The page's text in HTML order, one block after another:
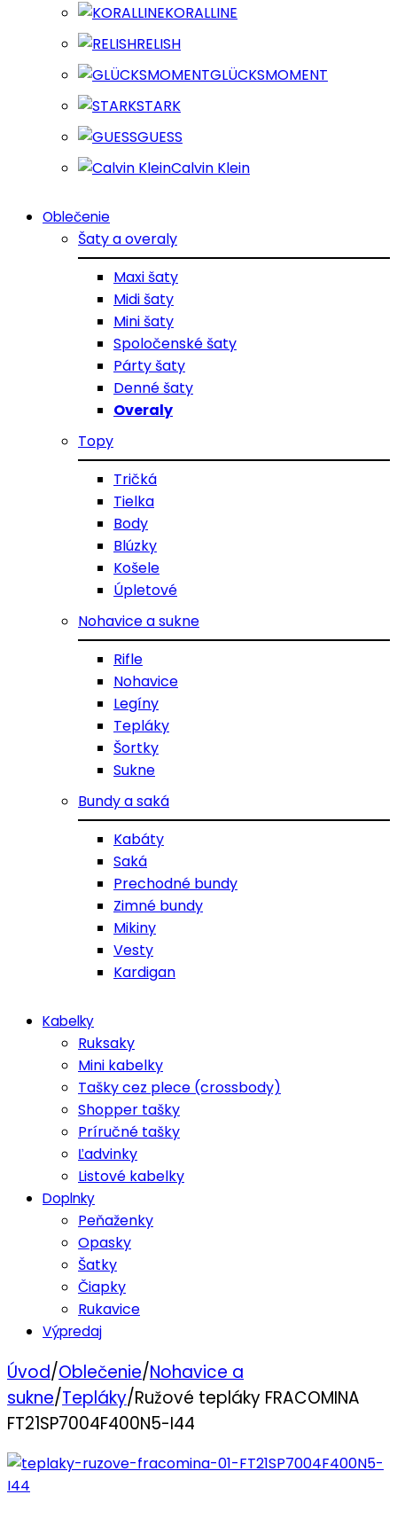
KORALLINE
RELISH
GLÜCKSMOMENT
STARK
GUESS
Calvin Klein
Oblečenie
Šaty a overaly
Maxi šaty
Midi šaty
Mini šaty
Spoločenské šaty
Párty šaty
Denné šaty
Overaly
Topy
Tričká
Tielka
Body
Blúzky
Košele
Úpletové
Nohavice a sukne
Rifle
Nohavice
Legíny
Tepláky
Šortky
Sukne
Bundy a saká
Kabáty
Saká
Prechodné bundy
Zimné bundy
Mikiny
Vesty
Kardigan
Kabelky
Ruksaky
Mini kabelky
Tašky cez plece (crossbody)
Shopper tašky
Príručné tašky
Ľadvinky
Listové kabelky
Doplnky
Peňaženky
Opasky
Šatky
Čiapky
Rukavice
Výpredaj
Úvod/Oblečenie/Nohavice a
sukne/Tepláky/Ružové tepláky FRACOMINA
FT21SP7004F400N5-I44